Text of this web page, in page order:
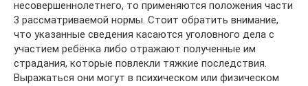
несовершеннолетнего, то применяются положения части
3 рассматриваемой нормы. Стоит обратить внимание,
что указанные сведения касаются уголовного дела с
участием ребёнка либо отражают полученные им
страдания, которые повлекли тяжкие последствия.
Выражаться они могут в психическом или физическом